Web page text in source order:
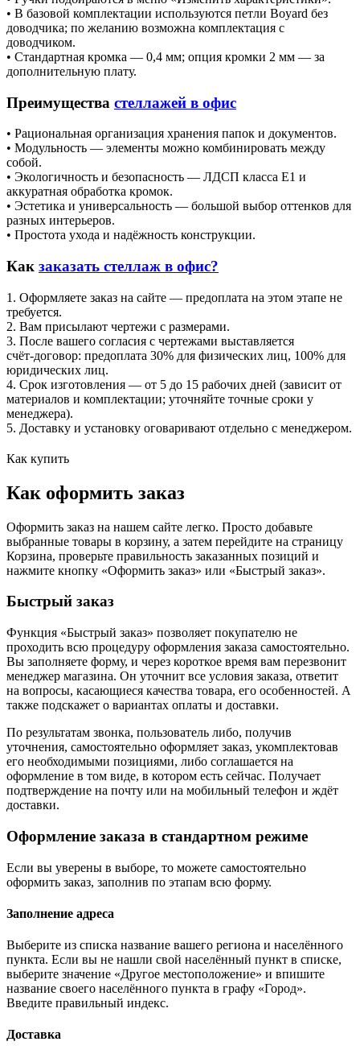
• В базовой комплектации используются петли Boyard без
доводчика; по желанию возможна комплектация с
доводчиком.
• Стандартная кромка — 0,4 мм; опция кромки 2 мм — за
дополнительную плату.
Преимущества стеллажей в офис
• Рациональная организация хранения папок и документов.
• Модульность — элементы можно комбинировать между
собой.
• Экологичность и безопасность — ЛДСП класса E1 и
аккуратная обработка кромок.
• Эстетика и универсальность — большой выбор оттенков для
разных интерьеров.
• Простота ухода и надёжность конструкции.
Как заказать стеллаж в офис?
1. Оформляете заказ на сайте — предоплата на этом этапе не
требуется.
2. Вам присылают чертежи с размерами.
3. После вашего согласия с чертежами выставляется
счёт‑договор: предоплата 30% для физических лиц, 100% для
юридических лиц.
4. Срок изготовления — от 5 до 15 рабочих дней (зависит от
материалов и комплектации; уточняйте точные сроки у
менеджера).
5. Доставку и установку оговаривают отдельно с менеджером.
Как купить
Как оформить заказ
Оформить заказ на нашем сайте легко. Просто добавьте
выбранные товары в корзину, а затем перейдите на страницу
Корзина, проверьте правильность заказанных позиций и
нажмите кнопку «Оформить заказ» или «Быстрый заказ».
Быстрый заказ
Функция «Быстрый заказ» позволяет покупателю не
проходить всю процедуру оформления заказа самостоятельно.
Вы заполняете форму, и через короткое время вам перезвонит
менеджер магазина. Он уточнит все условия заказа, ответит
на вопросы, касающиеся качества товара, его особенностей. А
также подскажет о вариантах оплаты и доставки.
По результатам звонка, пользователь либо, получив
уточнения, самостоятельно оформляет заказ, укомплектовав
его необходимыми позициями, либо соглашается на
оформление в том виде, в котором есть сейчас. Получает
подтверждение на почту или на мобильный телефон и ждёт
доставки.
Оформление заказа в стандартном режиме
Если вы уверены в выборе, то можете самостоятельно
оформить заказ, заполнив по этапам всю форму.
Заполнение адреса
Выберите из списка название вашего региона и населённого
пункта. Если вы не нашли свой населённый пункт в списке,
выберите значение «Другое местоположение» и впишите
название своего населённого пункта в графу «Город».
Введите правильный индекс.
Доставка